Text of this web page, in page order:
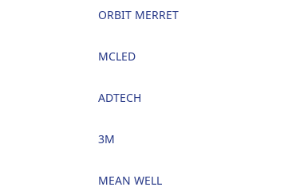
ORBIT MERRET
MCLED
ADTECH
3M
MEAN WELL